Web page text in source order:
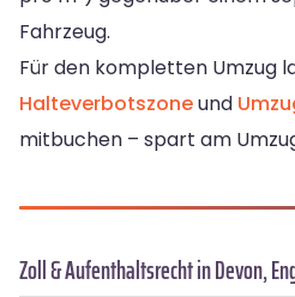
Fahrzeug.
Für den kompletten Umzug
Halteverbotszoneund
mitbuchen – spart am
Zoll & Aufenthaltsrecht in Devon,